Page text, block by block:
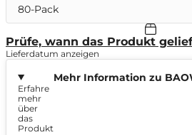
80-Pack
Prüfe, wann das Produkt
Lieferdatum anzeigen
Mehr Information zu
Erfahre
mehr
über
das
Produkt